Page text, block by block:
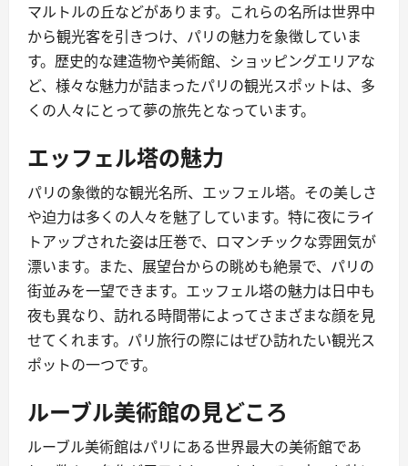
マルトルの丘などがあります。これらの名所は世界中
から観光客を引きつけ、パリの魅力を象徴していま
す。歴史的な建造物や美術館、ショッピングエリアな
ど、様々な魅力が詰まったパリの観光スポットは、多
くの人々にとって夢の旅先となっています。
エッフェル塔の魅力
パリの象徴的な観光名所、エッフェル塔。その美しさ
や迫力は多くの人々を魅了しています。特に夜にライ
トアップされた姿は圧巻で、ロマンチックな雰囲気が
漂います。また、展望台からの眺めも絶景で、パリの
街並みを一望できます。エッフェル塔の魅力は日中も
夜も異なり、訪れる時間帯によってさまざまな顔を見
せてくれます。パリ旅行の際にはぜひ訪れたい観光ス
ポットの一つです。
ルーブル美術館の見どころ
ルーブル美術館はパリにある世界最大の美術館であ